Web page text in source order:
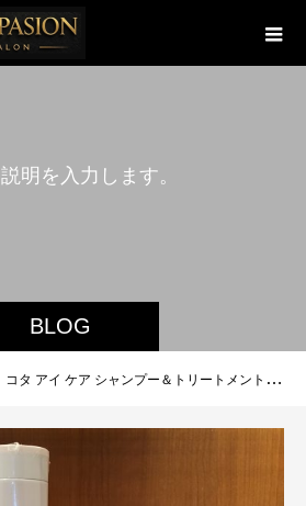
BLOG
説明 を 入 力 し ま す。
コタ アイ ケア シャンプー＆トリートメント 9 〈ダマスクローズブーケの香り〉